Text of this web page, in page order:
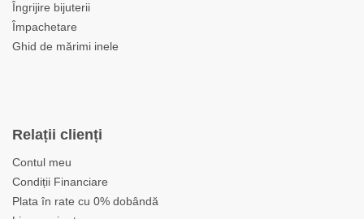
Îngrijire bijuterii
Împachetare
Ghid de mărimi inele
Relații clienți
Contul meu
Condiții Financiare
Plata în rate cu 0% dobândă